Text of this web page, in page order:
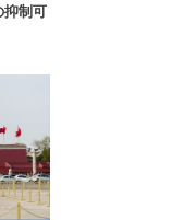
抑制可